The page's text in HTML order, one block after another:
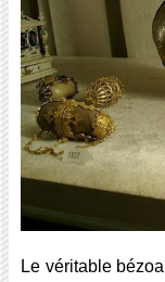
Le véritable